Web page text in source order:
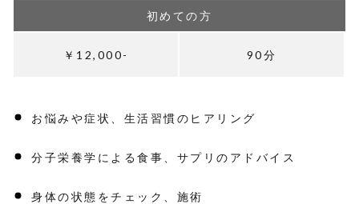
初めての方
￥12,000- 90分
お悩みや症状、生活習慣のヒアリング
分子栄養学による食事、サプリのアドバイス
身体の状態をチェック、施術